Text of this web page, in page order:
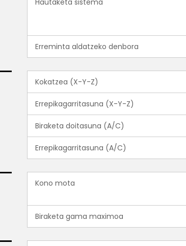
Hautaketa sistema
Erreminta aldatzeko denbora
Kokatzea (X-Y-Z)
Errepikagarritasuna (X-Y-Z)
Biraketa doitasuna (A/C)
Errepikagarritasuna (A/C)
Kono mota
Biraketa gama maximoa